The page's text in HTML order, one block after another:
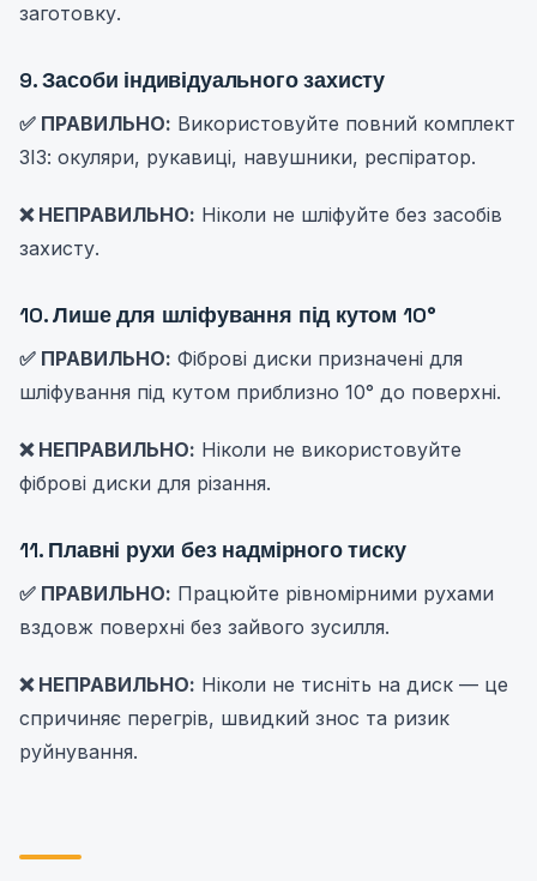
заготовку.
9. Засоби індивідуального захисту
✅ ПРАВИЛЬНО: Використовуйте повний комплект
ЗІЗ: окуляри, рукавиці, навушники, респіратор.
❌ НЕПРАВИЛЬНО: Ніколи не шліфуйте без засобів
захисту.
10. Лише для шліфування під кутом 10°
✅ ПРАВИЛЬНО: Фіброві диски призначені для
шліфування під кутом приблизно 10° до поверхні.
❌ НЕПРАВИЛЬНО: Ніколи не використовуйте
фіброві диски для різання.
11. Плавні рухи без надмірного тиску
✅ ПРАВИЛЬНО: Працюйте рівномірними рухами
вздовж поверхні без зайвого зусилля.
❌ НЕПРАВИЛЬНО: Ніколи не тисніть на диск — це
спричиняє перегрів, швидкий знос та ризик
руйнування.